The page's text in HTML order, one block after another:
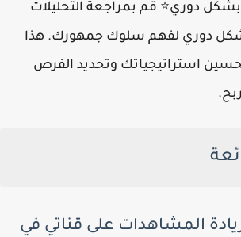
بشكل دوري⭐ قم بمراجعة التحليلات
دوري لفهم سلوك جمهورك. هذا
استراتيجياتك وتحديد الفرص
المشاهدات على قناتي في